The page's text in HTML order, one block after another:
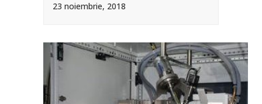
23 noiembrie, 2018